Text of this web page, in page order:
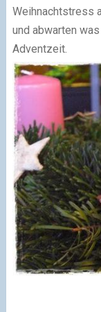
Weihnachtstress
und abwarten
Adventzeit.